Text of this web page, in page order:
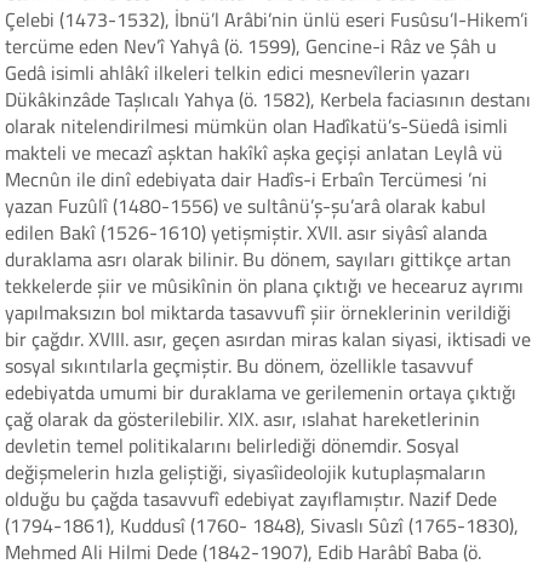
Çelebi (1473-1532), İbnü’l Arâbi’nin ünlü eseri Fusûsu’l-Hikem’i
tercüme eden Nev’î Yahyâ (ö. 1599), Gencine-i Râz ve Şâh u
Gedâ isimli ahlâkî ilkeleri telkin edici mesnevîlerin yazarı
Dükâkinzâde Taşlıcalı Yahya (ö. 1582), Kerbela faciasının destanı
olarak nitelendirilmesi mümkün olan Hadîkatü’s-Süedâ isimli
makteli ve mecazî aşktan hakîkî aşka geçişi anlatan Leylâ vü
Mecnûn ile dinî edebiyata dair Hadîs-i Erbaîn Tercümesi ’ni
yazan Fuzûlî (1480-1556) ve sultânü’ş-şu’arâ olarak kabul
edilen Bakî (1526-1610) yetişmiştir. XVII. asır siyâsî alanda
duraklama asrı olarak bilinir. Bu dönem, sayıları gittikçe artan
tekkelerde şiir ve mûsikînin ön plana çıktığı ve hecearuz ayrımı
yapılmaksızın bol miktarda tasavvufî şiir örneklerinin verildiği
bir çağdır. XVIII. asır, geçen asırdan miras kalan siyasi, iktisadi ve
sosyal sıkıntılarla geçmiştir. Bu dönem, özellikle tasavvuf
edebiyatda umumi bir duraklama ve gerilemenin ortaya çıktığı
çağ olarak da gösterilebilir. XIX. asır, ıslahat hareketlerinin
devletin temel politikalarını belirlediği dönemdir. Sosyal
değişmelerin hızla geliştiği, siyasîideolojik kutuplaşmaların
olduğu bu çağda tasavvufî edebiyat zayıflamıştır. Nazif Dede
(1794-1861), Kuddusî (1760- 1848), Sivaslı Sûzî (1765-1830),
Mehmed Ali Hilmi Dede (1842-1907), Edib Harâbî Baba (ö.